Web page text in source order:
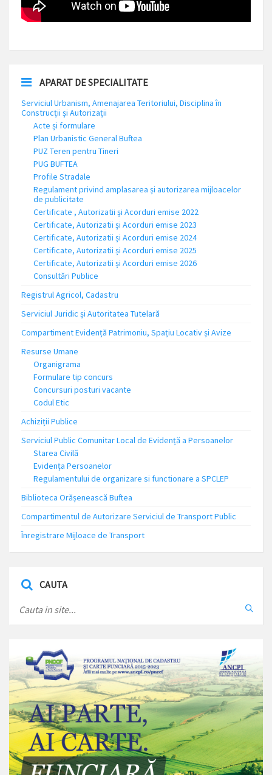
APARAT DE SPECIALITATE
Serviciul Urbanism, Amenajarea Teritoriului, Disciplina în
Construcții și Autorizații
Acte și formulare
Plan Urbanistic General Buftea
PUZ Teren pentru Tineri
PUG BUFTEA
Profile Stradale
Regulament privind amplasarea și autorizarea mijloacelor
de publicitate
Certificate , Autorizatii și Acorduri emise 2022
Certificate, Autorizatii și Acorduri emise 2023
Certificate, Autorizatii și Acorduri emise 2024
Certificate, Autorizatii și Acorduri emise 2025
Certificate, Autorizatii și Acorduri emise 2026
Consultări Publice
Registrul Agricol, Cadastru
Serviciul Juridic și Autoritatea Tutelară
Compartiment Evidență Patrimoniu, Spațiu Locativ și Avize
Resurse Umane
Organigrama
Formulare tip concurs
Concursuri posturi vacante
Codul Etic
Achiziții Publice
Serviciul Public Comunitar Local de Evidență a Persoanelor
Starea Civilă
Evidența Persoanelor
Regulamentului de organizare si functionare a SPCLEP
Biblioteca Orășenească Buftea
Compartimentul de Autorizare Serviciul de Transport Public
Înregistrare Mijloace de Transport
CAUTA